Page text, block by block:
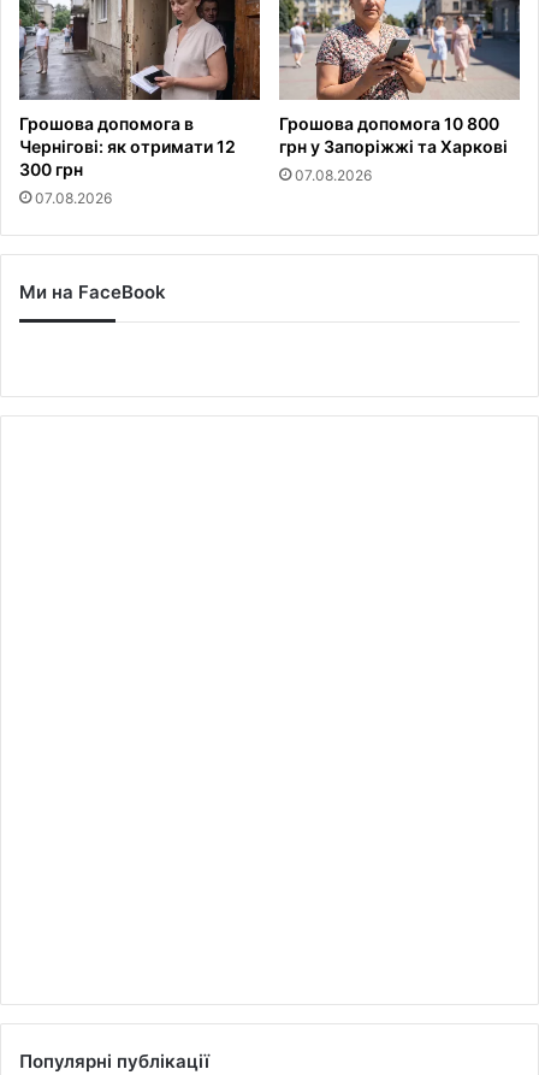
Грошова допомога в
Чернігові: як отримати 12
300 грн
07.08.2026
Грошова допомога 10 800
грн у Запоріжжі та Харкові
07.08.2026
Ми на FaceBook
Популярні публікації